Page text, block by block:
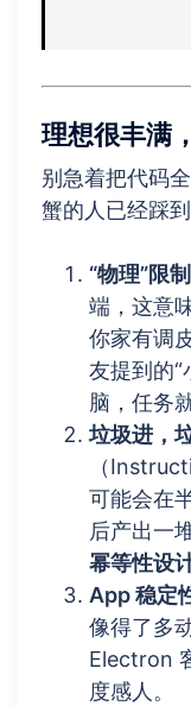
理想很丰满
别急着把代码
蟹的人已经踩
“物理”限制
端，这意
你家有调
友提到的“
脑，任务
垃圾进，
（
可能会在
后产出一
幂等性设
App 稳定
像得了多
Electron
度感人。